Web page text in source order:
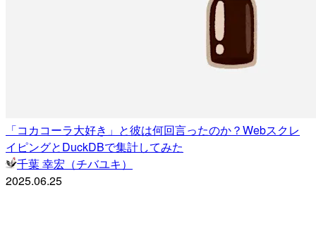
「コカコーラ大好き」と彼は何回言ったのか？Webスクレ
イピングとDuckDBで集計してみた
千葉 幸宏（チバユキ）
2025.06.25